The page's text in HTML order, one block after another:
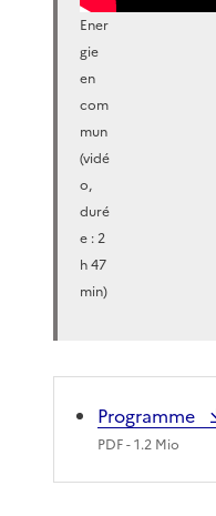
Ener
gie
en
com
mun
(vidé
o,
duré
e : 2
h 47
min)
Programme
PDF- 1.2 Mio